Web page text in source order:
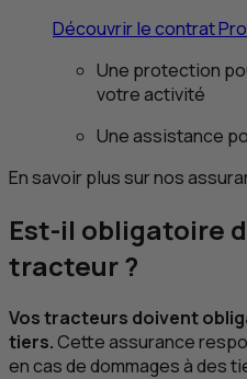
Découvrir le contrat
Une protection
votre activité
Une assistance
En savoir plus sur nos
Est-il obligatoire
tracteur ?
Vos tracteurs doivent
tiers.Cette assurance
en cas de dommages à des